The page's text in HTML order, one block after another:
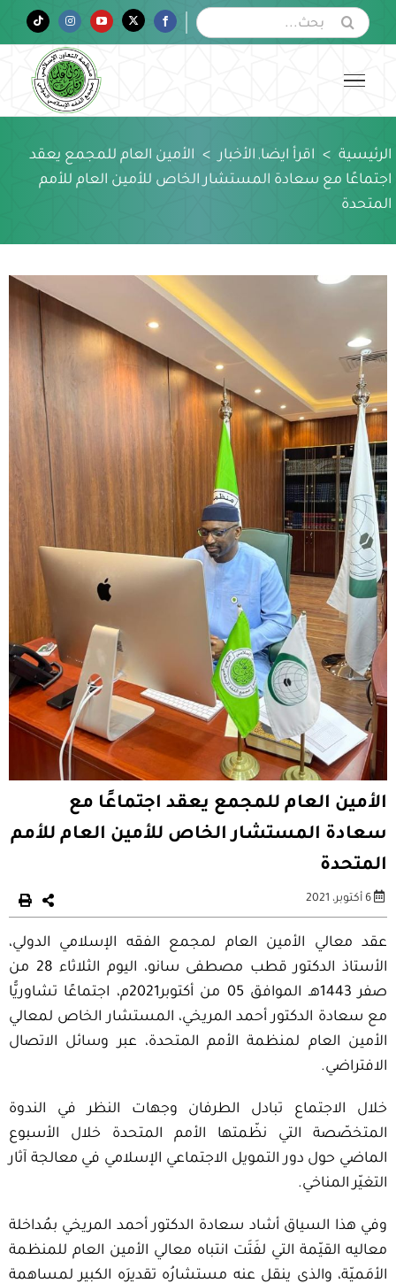
البحث
عن:
Facebook
Twitter
YouTube
Instagram
Tiktok
الرئيسية > اقرأ ايضا, الأخبار > الأمين العام للمجمع يعقد
اجتماعًا مع سعادة المستشار الخاص للأمين العام للأمم
المتحدة
الأمين العام للمجمع يعقد اجتماعًا مع
سعادة المستشار الخاص للأمين العام للأمم
المتحدة
6 أكتوبر، 2021
عقد معالي الأمين العام لمجمع الفقه الإسلامي الدولي،
الأستاذ الدكتور قطب مصطفى سانو، اليوم الثلاثاء 28 من
صفر 1443هـ الموافق 05 من أكتوبر2021م، اجتماعًا تشاوريًّا
مع سعادة الدكتور أحمد المريخي، المستشار الخاص لمعالي
الأمين العام لمنظمة الأمم المتحدة، عبر وسائل الاتصال
الافتراضي.
خلال الاجتماع تبادل الطرفان وجهات النظر في الندوة
المتخصّصة التي نظّمتها الأمم المتحدة خلال الأسبوع
الماضي حول دور التمويل الاجتماعي الإسلامي في معالجة آثار
التغيّر المناخي.
وفي هذا السياق أشاد سعادة الدكتور أحمد المريخي بمُداخلة
معاليه القيّمة التي لفَتَت انتباه معالي الأمين العام للمنظمة
الأمَميّة، والذي ينقل عنه مستشارُه تقديرَه الكبير لمساهمة